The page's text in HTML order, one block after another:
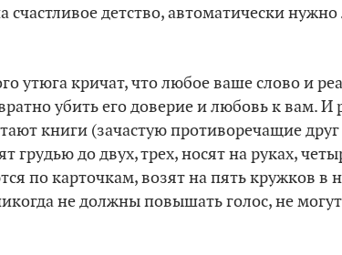
счастливое детство, автоматически
утюга кричат, что любое ваше слово и
убить его доверие и любовь к вам. И
книги (зачастую противоречащие друг
грудью до двух, трех, носят на руках,
по карточкам, возят на пять кружков в
не должны повышать голос, не